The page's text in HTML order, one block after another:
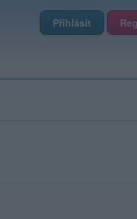
Přihlásit